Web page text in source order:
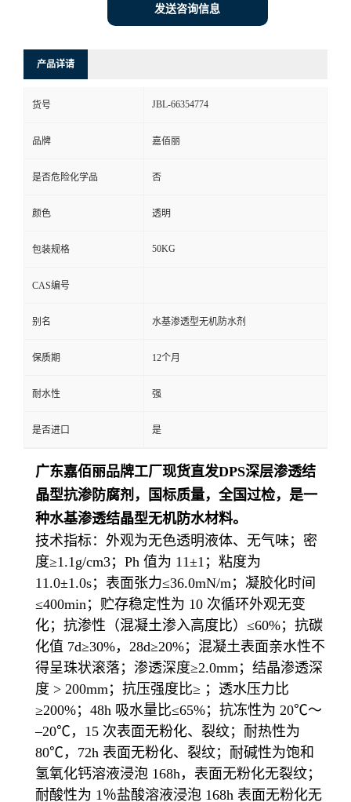
发送咨询信息
产品详请
货号 JBL-66354774
品牌 嘉佰丽
是否危险化学品 否
颜色 透明
包装规格 50KG
CAS编号
别名 水基渗透型无机防水剂
保质期 12个月
耐水性 强
是否进口 是
广东嘉佰丽品牌工厂现货直发DPS深层渗透结
晶型抗渗防腐剂，国标质量，全国过检，是一
种水基渗透结晶型无机防水材料。
技术指标：外观为无色透明液体、无气味；密
度≥1.1g/cm3；Ph 值为 11±1；粘度为
11.0±1.0s；表面张力≤36.0mN/m；凝胶化时间
≤400min；贮存稳定性为 10 次循环外观无变
化；抗渗性（混凝土渗入高度比）≤60%；抗碳
化值 7d≥30%，28d≥20%；混凝土表面亲水性不
得呈珠状滚落；渗透深度≥2.0mm；结晶渗透深
度 > 200mm；抗压强度比≥ ；透水压力比
≥200%；48h 吸水量比≤65%；抗冻性为 20℃～
–20℃，15 次表面无粉化、裂纹；耐热性为
80℃，72h 表面无粉化、裂纹；耐碱性为饱和
氢氧化钙溶液浸泡 168h，表面无粉化无裂纹；
耐酸性为 1％盐酸溶液浸泡 168h 表面无粉化无